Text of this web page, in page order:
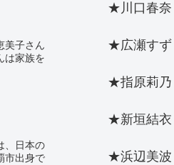
美子さん
は家族を
、日本の
市出身で
★川口春奈
★広瀬すず
★指原莉乃
★新垣結衣
★浜辺美波